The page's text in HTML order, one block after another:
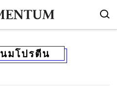
นมโปรตีน